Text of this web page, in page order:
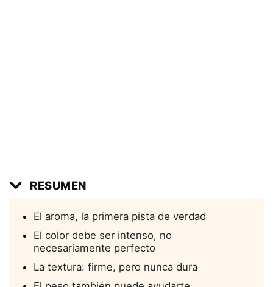
RESUMEN
El aroma, la primera pista de verdad
El color debe ser intenso, no
necesariamente perfecto
La textura: firme, pero nunca dura